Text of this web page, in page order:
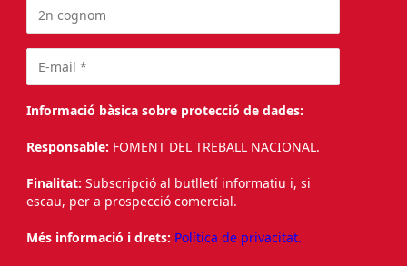
Informació bàsica sobre protecció de dades:
Responsable: FOMENT DEL TREBALL NACIONAL.
Finalitat: Subscripció al butlletí informatiu i, si
escau, per a prospecció comercial.
Més informació i drets: Política de privacitat.